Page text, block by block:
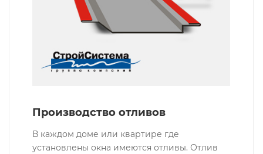
Производство отливов
В каждом доме или квартире где
установлены окна имеются отливы. Отлив